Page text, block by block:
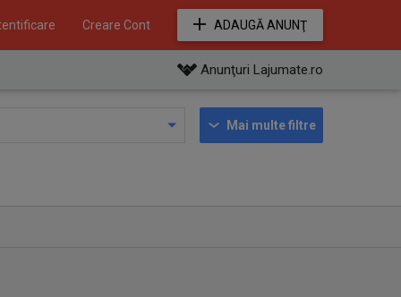
Creare Cont ADAUGĂ ANUNŢ
Anunţuri Lajumate.ro
Mai multe filtre